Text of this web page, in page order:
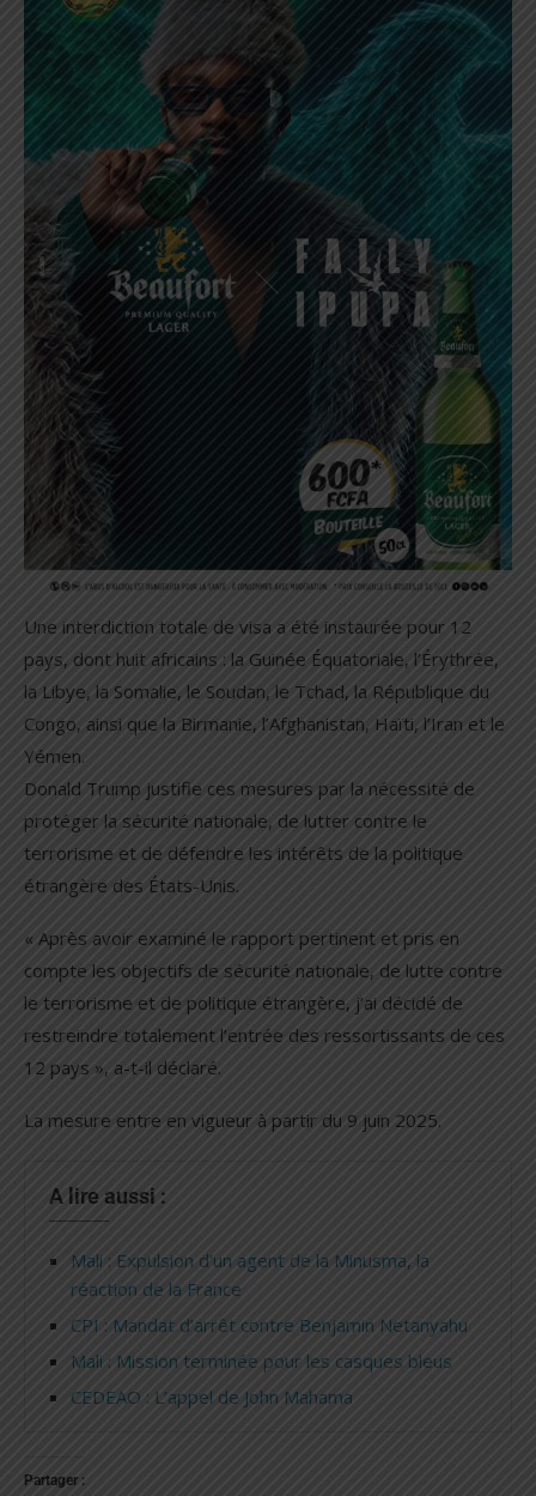
Une interdiction totale de visa a été instaurée pour 12
pays, dont huit africains : la Guinée Équatoriale, l’Érythrée,
la Libye, la Somalie, le Soudan, le Tchad, la République du
Congo, ainsi que la Birmanie, l’Afghanistan, Haïti, l’Iran et le
Yémen.
Donald Trump justifie ces mesures par la nécessité de
protéger la sécurité nationale, de lutter contre le
terrorisme et de défendre les intérêts de la politique
étrangère des États-Unis.
« Après avoir examiné le rapport pertinent et pris en
compte les objectifs de sécurité nationale, de lutte contre
le terrorisme et de politique étrangère, j’ai décidé de
restreindre totalement l’entrée des ressortissants de ces
12 pays », a-t-il déclaré.
La mesure entre en vigueur à partir du 9 juin 2025.
A lire aussi :
Mali : Expulsion d’un agent de la Minusma, la
réaction de la France
CPI : Mandat d’arrêt contre Benjamin Netanyahu
Mali : Mission terminée pour les casques bleus
CEDEAO : L’appel de John Mahama
Partager :